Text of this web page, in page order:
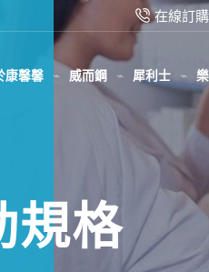
在線訂
康馨馨 威而鋼 犀利士
規格